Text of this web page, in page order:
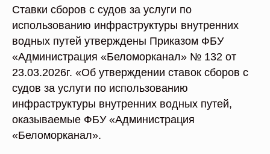
Ставки сборов с судов за услуги по
использованию инфраструктуры внутренних
водных путей утверждены Приказом ФБУ
«Администрация «Беломорканал» № 132 от
23.03.2026г. «Об утверждении ставок сборов с
судов за услуги по использованию
инфраструктуры внутренних водных путей,
оказываемые ФБУ «Администрация
«Беломорканал».